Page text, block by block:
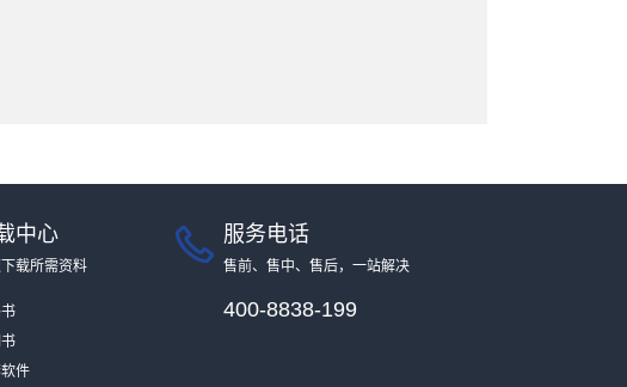
中心
载所需资料
件
服务电话
售前、售中、售后，一站解决
400-8838-199